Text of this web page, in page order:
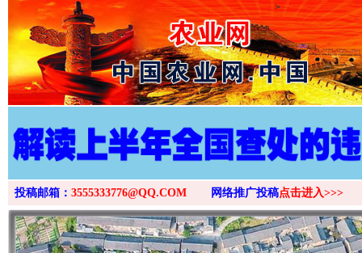
>
投稿邮箱： 3555333776@QQ.COM 网络推广投稿点击进入>>>